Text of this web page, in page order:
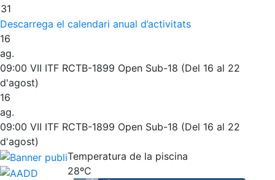
Patrocini
Publicitat a la Revista
Inscripcions El Godó del Soci/a
31
Descarrega el calendari anual d’activitats
16
ag.
09:00 VII ITF RCTB-1899 Open Sub-18 (Del 16 al 22
d'agost)
16
ag.
09:00 VII ITF RCTB-1899 Open Sub-18 (Del 16 al 22
d'agost)
Temperatura de la piscina
28ºC